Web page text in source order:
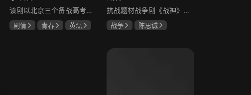
该剧以北京三个备战高考的家庭为核心，讲述童文洁与方一凡、宋倩与乔英子、季胜利与季杨杨这几组亲子，在升学压力下，围绕成绩、陪伴、沟通等问题产生的矛盾与磨合，展现了中年家长与青春期孩子共同成长的温馨故事。
剧情 青春
黄磊
抗战题材战争剧《战神》讲述太行山一带，八路军游击队司令龙大谷骁勇善战、机智过人，15岁就参加了红军，身经百战，被军中将士们奉为“战神”。抗日战争爆发前，龙大谷因在抗大学习期间为替警卫员李广出头，一时冲动出手打了同期学员张道平，受了处分。以至于在红军缩编为八路军之时，龙大谷从原来的红军副师长降为游击队司令，随行上任的只有警卫员李广和参谋刘水泉二人，以及上级领导田烽给他的五十块大洋。即便如此，龙大谷依然不屈不挠，硬是在山西这块热土上平地拉起一支敢打、能拼、必胜，号称“龙支队”的作战队伍，凭借丰富的作战经验打赢了一场又一场的恶战，威震敌方！
战争
陈思诚